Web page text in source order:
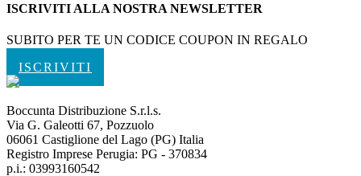
ISCRIVITI ALLA NOSTRA NEWSLETTER
SUBITO PER TE UN CODICE COUPON IN REGALO
ISCRIVITI
Boccunta Distribuzione S.r.l.s.
Via G. Galeotti 67, Pozzuolo
06061 Castiglione del Lago (PG) Italia
Registro Imprese Perugia: PG - 370834
p.i.: 03993160542